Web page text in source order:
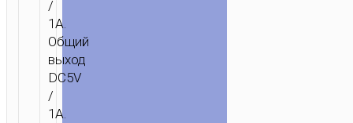
/
1A.
Общий
выход
DC5V
/
1A.